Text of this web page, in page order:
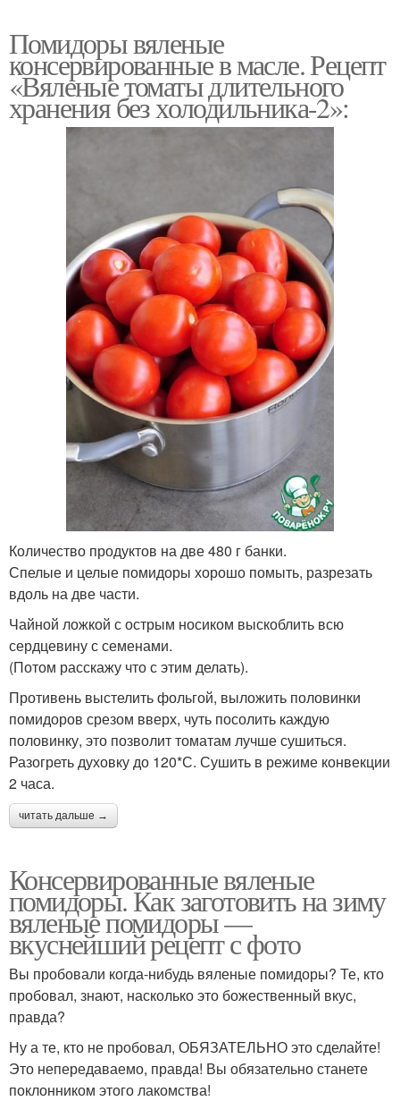
Помидоры вяленые
консервированные в масле. Рецепт
«Вяленые томаты длительного
хранения без холодильника-2»:
Количество продуктов на две 480 г банки.
Спелые и целые помидоры хорошо помыть, разрезать
вдоль на две части.
Чайной ложкой с острым носиком выскоблить всю
сердцевину с семенами.
(Потом расскажу что с этим делать).
Противень выстелить фольгой, выложить половинки
помидоров срезом вверх, чуть посолить каждую
половинку, это позволит томатам лучше сушиться.
Разогреть духовку до 120*С. Сушить в режиме конвекции
2 часа.
читать дальше →
Консервированные вяленые
помидоры. Как заготовить на зиму
вяленые помидоры —
вкуснейший рецепт с фото
Вы пробовали когда-нибудь вяленые помидоры? Те, кто
пробовал, знают, насколько это божественный вкус,
правда?
Ну а те, кто не пробовал, ОБЯЗАТЕЛЬНО это сделайте!
Это непередаваемо, правда! Вы обязательно станете
поклонником этого лакомства!